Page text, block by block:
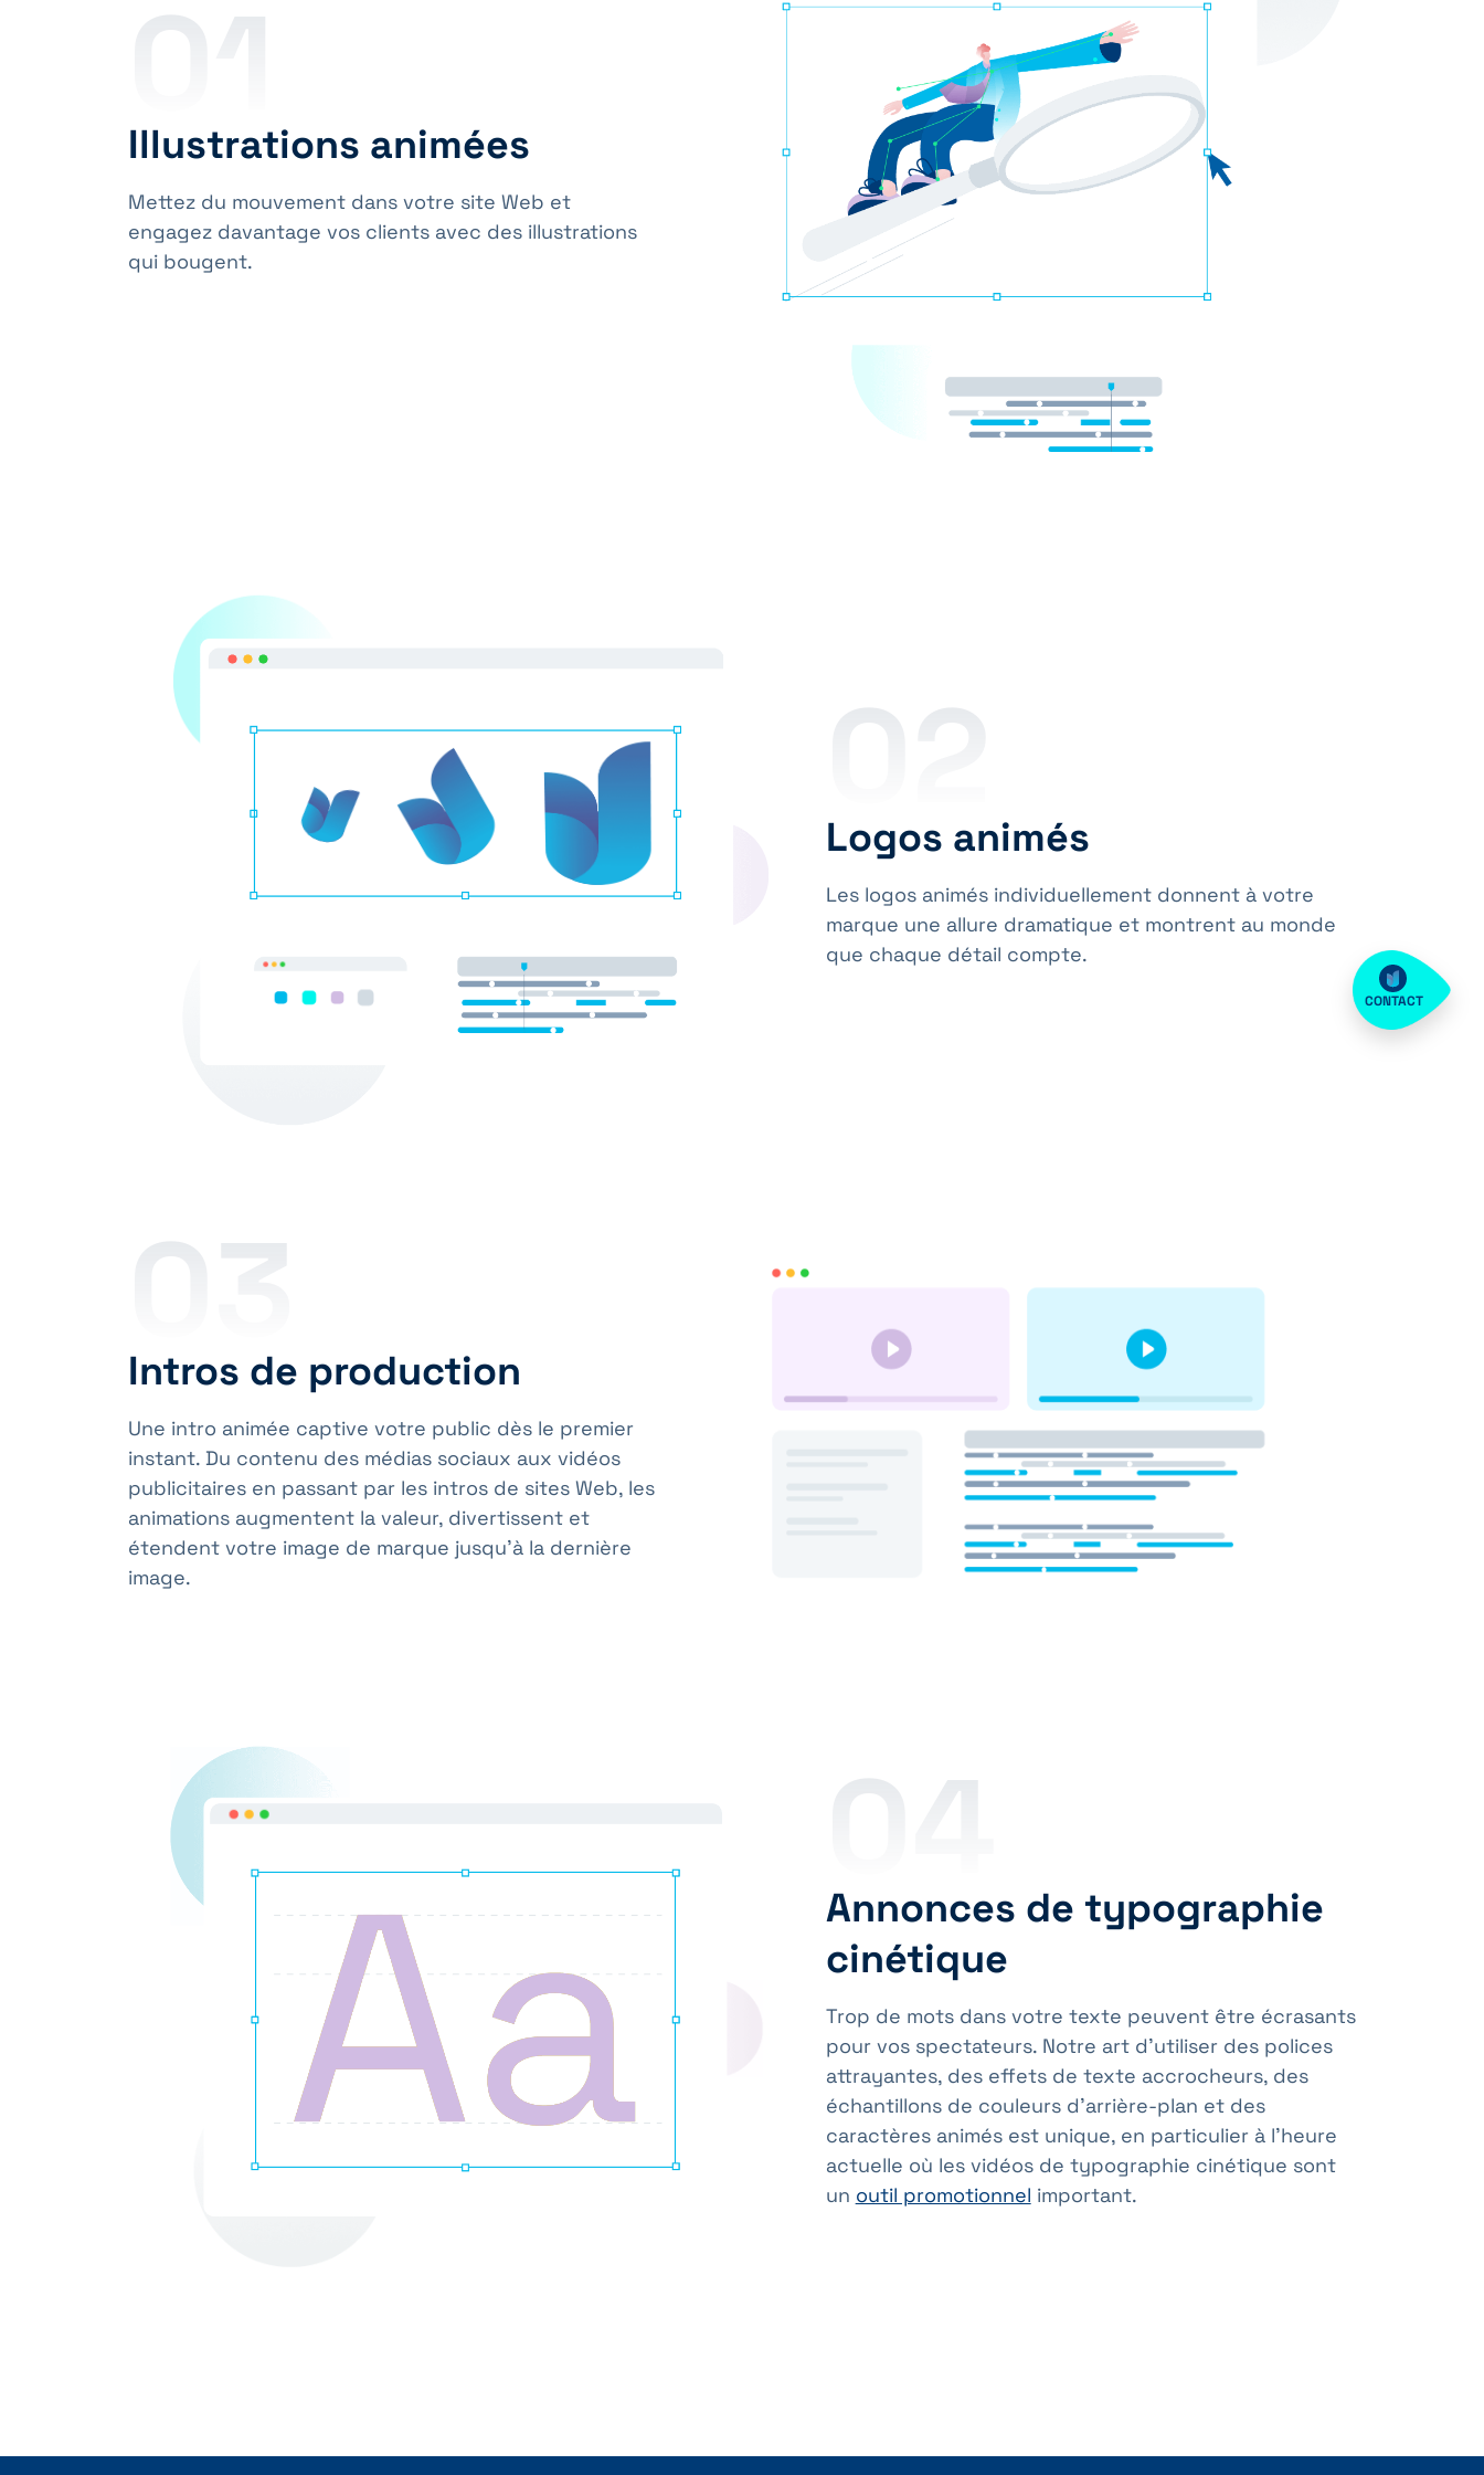
01
Illustrations animées
Mettez du mouvement dans votre site Web et
engagez davantage vos clients avec des illustrations
qui bougent.
02
Logos animés
Les logos animés individuellement donnent à votre
marque une allure dramatique et montrent au monde
que chaque détail compte.
03
Intros de production
Une intro animée captive votre public dès le premier
instant. Du contenu des médias sociaux aux vidéos
publicitaires en passant par les intros de sites Web, les
animations augmentent la valeur, divertissent et
étendent votre image de marque jusqu’à la dernière
image.
04
Annonces de typographie
cinétique
Trop de mots dans votre texte peuvent être écrasants
pour vos spectateurs. Notre art d’utiliser des polices
attrayantes, des effets de texte accrocheurs, des
échantillons de couleurs d’arrière-plan et des
caractères animés est unique, en particulier à l’heure
actuelle où les vidéos de typographie cinétique sont
un outil promotionnel important.
CONTACT